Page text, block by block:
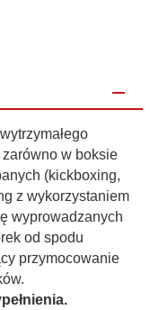
w boksie
(kickboxing,
z wykorzystaniem
wyprowadzanych
od spodu
przymocowanie